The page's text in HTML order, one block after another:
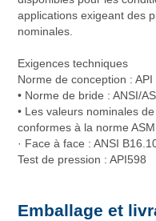
applications exigeant des
nominales.
Exigences techniques
Norme de conception : API
• Norme de bride : ANSI/
• Les valeurs nominales
conformes à la norme
· Face à face : ANSI
Test de pression : API598
Emballage et